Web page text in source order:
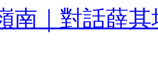
南｜對話薛